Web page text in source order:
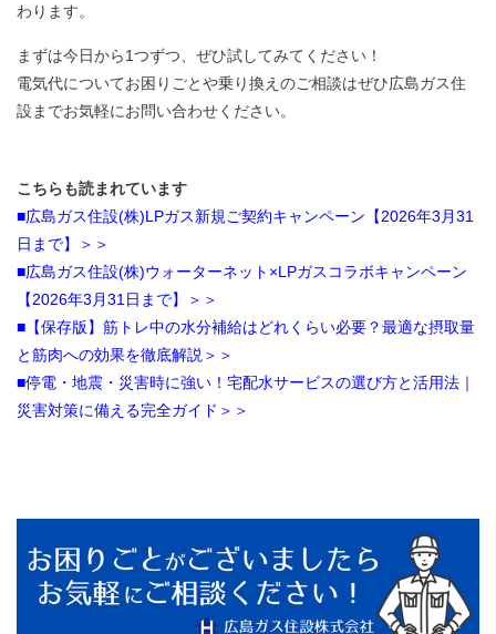
わります。
まずは今日から1つずつ、ぜひ試してみてください！
電気代についてお困りごとや乗り換えのご相談はぜひ広島ガス住
設までお気軽にお問い合わせください。
こちらも読まれています
■広島ガス住設(株)LPガス新規ご契約キャンペーン【2026年3月31
日まで】＞＞
■広島ガス住設(株)ウォーターネット×LPガスコラボキャンペーン
【2026年3月31日まで】＞＞
■【保存版】筋トレ中の水分補給はどれくらい必要？最適な摂取量
と筋肉への効果を徹底解説＞＞
■停電・地震・災害時に強い！宅配水サービスの選び方と活用法｜
災害対策に備える完全ガイド＞＞